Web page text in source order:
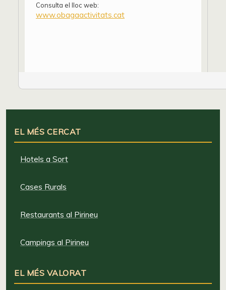
Consulta el lloc web:
www.obagaactivitats.cat
EL MÉS CERCAT
Hotels a Sort
Cases Rurals
Restaurants al Pirineu
Campings al Pirineu
EL MÉS VALORAT